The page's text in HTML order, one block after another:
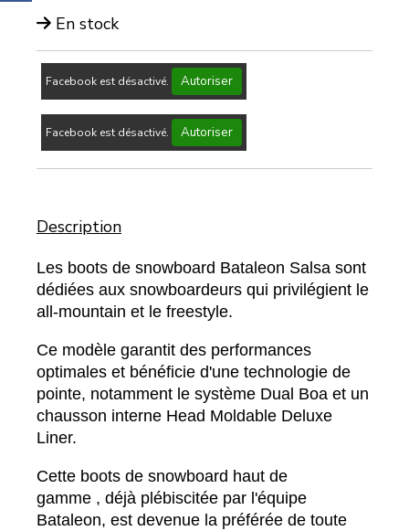
En stock
Facebook est désactivé. Autoriser
Facebook est désactivé. Autoriser
Description
Les boots de snowboard Bataleon Salsa sont
dédiées aux snowboardeurs qui privilégient le
all-mountain et le freestyle.
Ce modèle garantit des performances
optimales et bénéficie d'une technologie de
pointe, notamment le système Dual Boa et un
chausson interne Head Moldable Deluxe
Liner.
Cette boots de snowboard haut de
gamme , déjà plébiscitée par l'équipe
Bataleon, est devenue la préférée de toute